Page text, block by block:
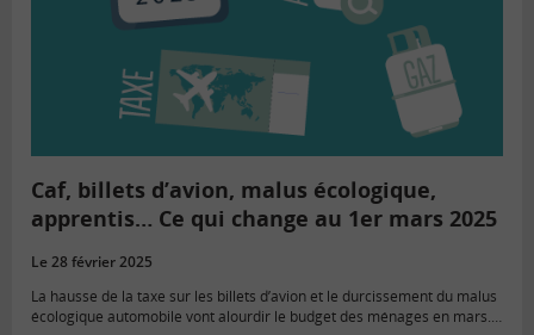
Caf, billets d’avion, malus écologique,
apprentis… Ce qui change au 1er mars 2025
Le 28 février 2025
La hausse de la taxe sur les billets d’avion et le durcissement du malus
écologique automobile vont alourdir le budget des ménages en mars.